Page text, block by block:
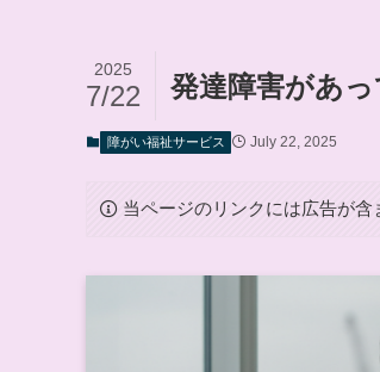
発達障害があ
2025
7/22
障がい福祉サービス July 22, 2025
当ページのリンクには広告が含